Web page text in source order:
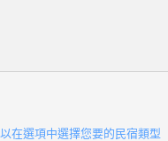
在選項中選擇您要的民宿類型